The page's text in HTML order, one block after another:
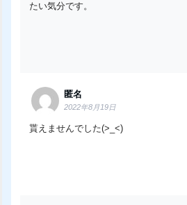
たい気分です。
匿名
2022年8月19日
貰えませんでした(>_<)